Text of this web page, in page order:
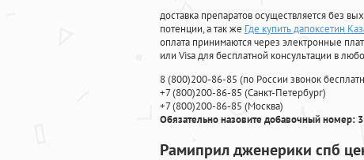
доставка препаратов осуществляется без
потенции, а так же Где купить дапоксетин
оплата принимаются через электронные
или Visa для бесплатной консультации в
8(800)200-86-85 (по России звонок
+7(800)200-86-85 (Санкт-Петербург)
+7(800)200-86-85 (Москва)
Обязательно назовите добавочный номер:
Рамиприл дженерики спб